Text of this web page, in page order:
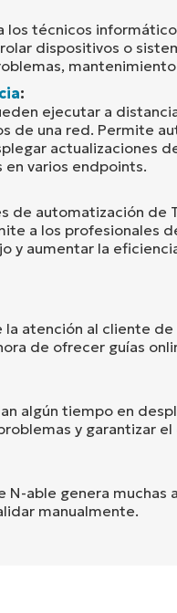
los técnicos
dispositivos o
:
ejecutar a
de una red. Permite
actualizaciones
varios endpoints.
de automatización de
a los profesionales
y aumentar la
la atención al cliente
de ofrecer guías
algún tiempo en
y garantizar
N-able genera muchas
manualmente.